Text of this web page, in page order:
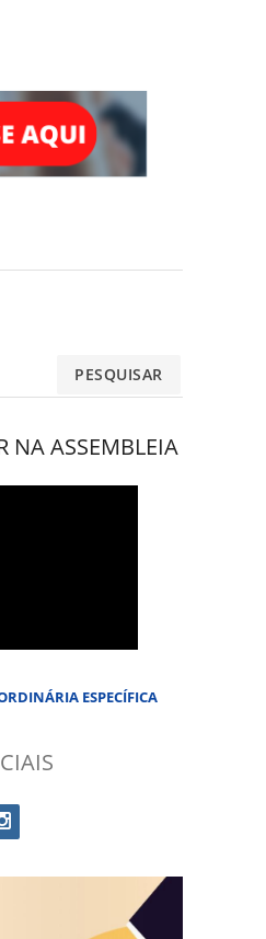
NA ASSEMBLEIA
ESPECÍFICA